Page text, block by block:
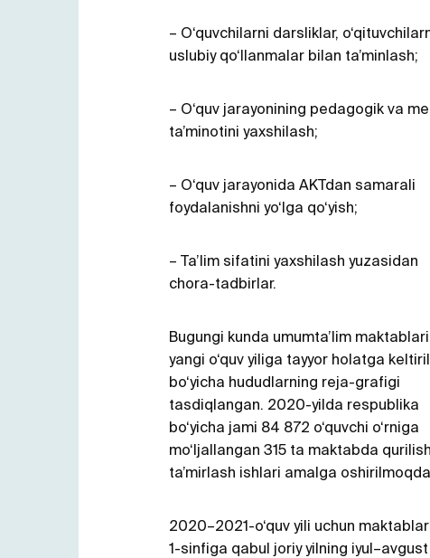
– O‘quvchilarni darsliklar,
uslubiy qo‘llanmalar bilan ta’minlash;
– O‘quv jarayonining pedagogik va
ta’minotini yaxshilash;
– O‘quv jarayonida AKTdan samarali
foydalanishni yo‘lga qo‘yish;
– Ta’lim sifatini yaxshilash yuzasidan
chora-tadbirlar.
Bugungi kunda umumta’lim
yangi o‘quv yiliga tayyor holatga
bo‘yicha hududlarning reja-grafigi
tasdiqlangan. 2020-yilda respublika
bo‘yicha jami 84 872 o‘quvchi o‘rniga
mo‘ljallangan 315 ta maktabda
ta’mirlash ishlari amalga
2020–2021-o‘quv yili uchun
1-sinfiga qabul joriy yilning iyul–avgust